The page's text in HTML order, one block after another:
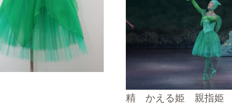
精 かえる姫 親指姫